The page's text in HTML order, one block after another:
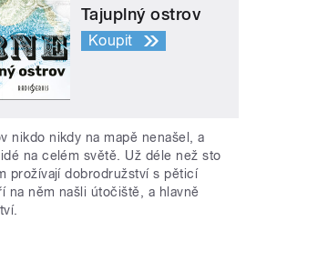
Tajuplný ostrov
Koupit
nikdo nikdy na mapě nenašel, a
na celém světě. Už déle než sto
prožívají dobrodružství s pěticí
na něm našli útočiště, a hlavně